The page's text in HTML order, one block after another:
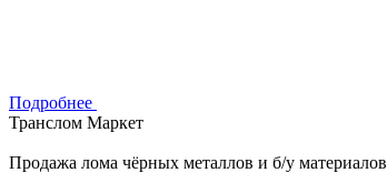
Подробнее
Транслом Маркет
Продажа лома чёрных металлов и б/у материалов